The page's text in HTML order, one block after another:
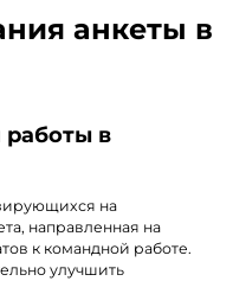
анкеты в
в
на
направленная на
к командной работе.
улучшить